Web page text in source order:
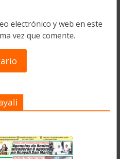
electrónico y web en este
vez que comente.